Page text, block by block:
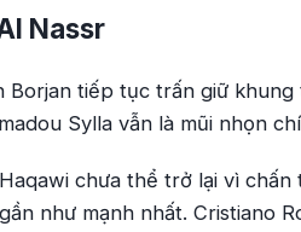
Nassr
Borjan tiếp tục trấn giữ
Sylla vẫn là mũi nhọn
chưa thể trở lại vì
như mạnh nhất. Cristiano